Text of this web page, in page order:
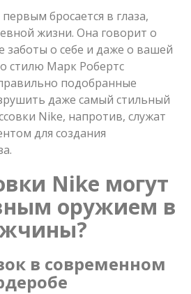
бросается в глаза,
жизни. Она говорит о
заботы о себе и даже о вашей
стилю Марк Робертс
подобранные
даже самый стильный
Nike, напротив, служат
для создания
Nike могут
оружием в
в современном